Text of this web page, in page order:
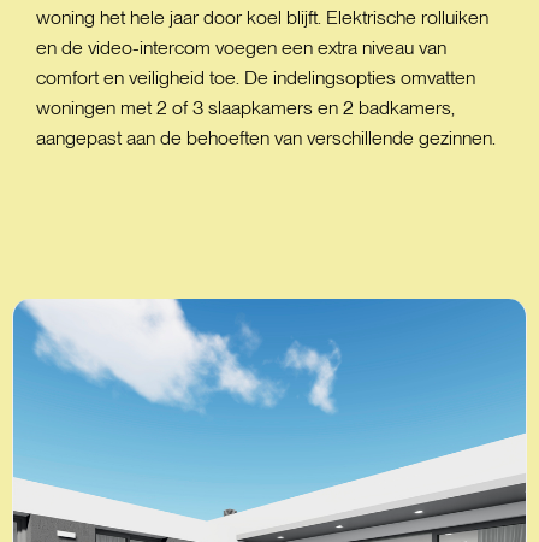
woning het hele jaar door koel blijft. Elektrische rolluiken
en de video-intercom voegen een extra niveau van
comfort en veiligheid toe. De indelingsopties omvatten
woningen met 2 of 3 slaapkamers en 2 badkamers,
aangepast aan de behoeften van verschillende gezinnen.